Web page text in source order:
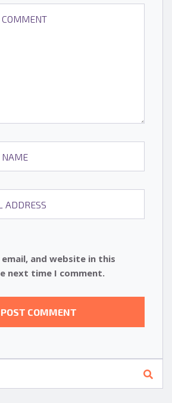
email, and website in this
next time I comment.